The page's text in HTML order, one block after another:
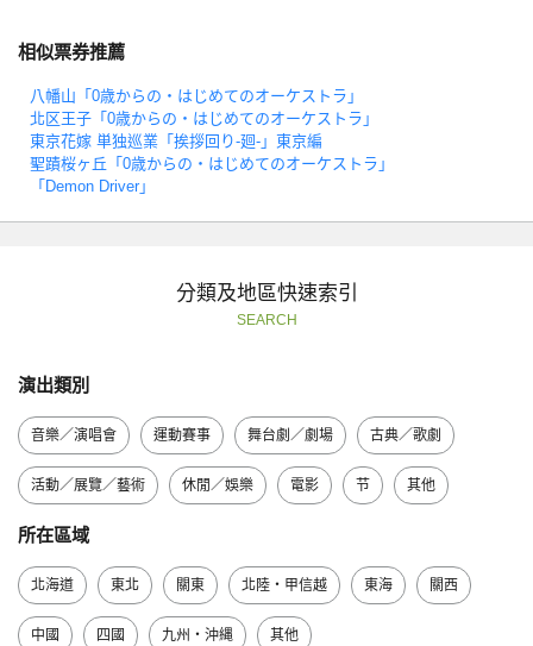
相似票券推薦
八幡山「0歳からの・はじめてのオーケストラ」
北区王子「0歳からの・はじめてのオーケストラ」
東京花嫁 単独巡業「挨拶回り-廻-」東京編
聖蹟桜ヶ丘「0歳からの・はじめてのオーケストラ」
「Demon Driver」
分類及地區快速索引
SEARCH
演出類別
音樂／演唱會 運動賽事 舞台劇／劇場 古典／歌劇
活動／展覽／藝術 休閒／娛樂 電影 节 其他
所在區域
北海道 東北 關東 北陸・甲信越 東海 關西
中國 四國 九州・沖縄 其他